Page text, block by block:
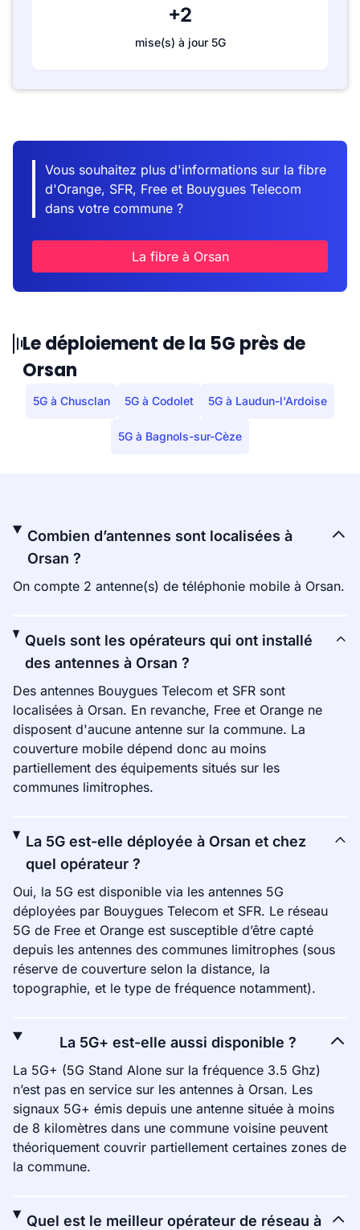
+2
mise(s) à jour 5G
Vous souhaitez plus d'informations sur la fibre
d'Orange, SFR, Free et Bouygues Telecom
dans votre commune ?
La fibre à Orsan
Le déploiement de la 5G près de
Orsan
5G à Chusclan 5G à Codolet 5G à Laudun-l'Ardoise
5G à Bagnols-sur-Cèze
Combien d’antennes sont localisées à
Orsan ?
On compte 2 antenne(s) de téléphonie mobile à Orsan.
Quels sont les opérateurs qui ont installé
des antennes à Orsan ?
Des antennes Bouygues Telecom et SFR sont
localisées à Orsan. En revanche, Free et Orange ne
disposent d'aucune antenne sur la commune. La
couverture mobile dépend donc au moins
partiellement des équipements situés sur les
communes limitrophes.
La 5G est-elle déployée à Orsan et chez
quel opérateur ?
Oui, la 5G est disponible via les antennes 5G
déployées par Bouygues Telecom et SFR. Le réseau
5G de Free et Orange est susceptible d’être capté
depuis les antennes des communes limitrophes (sous
réserve de couverture selon la distance, la
topographie, et le type de fréquence notamment).
La 5G+ est-elle aussi disponible ?
La 5G+ (5G Stand Alone sur la fréquence 3.5 Ghz)
n’est pas en service sur les antennes à Orsan. Les
signaux 5G+ émis depuis une antenne située à moins
de 8 kilomètres dans une commune voisine peuvent
théoriquement couvrir partiellement certaines zones de
la commune.
Quel est le meilleur opérateur de réseau à